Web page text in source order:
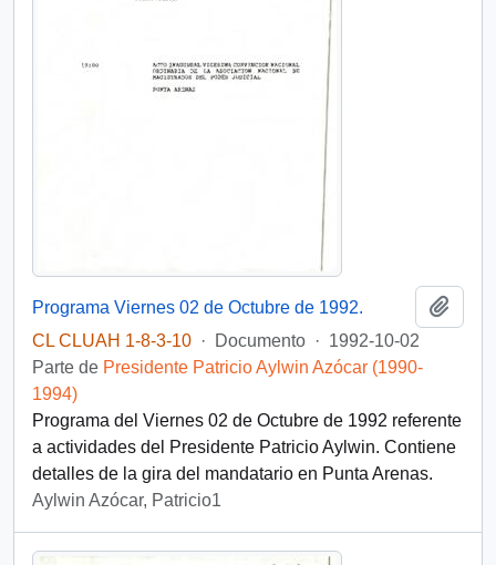
Programa Viernes 02 de Octubre de 1992.
CL CLUAH 1-8-3-10 · Documento · 1992-10-02
Parte de Presidente Patricio Aylwin Azócar (1990-
1994)
Programa del Viernes 02 de Octubre de 1992 referente
a actividades del Presidente Patricio Aylwin. Contiene
detalles de la gira del mandatario en Punta Arenas.
Aylwin Azócar, Patricio1